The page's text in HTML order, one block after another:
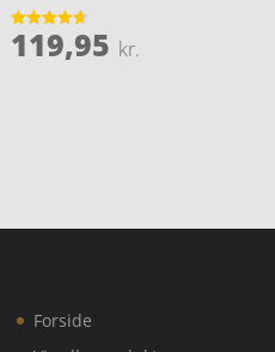
Vurderet
119,95 kr.
Forside